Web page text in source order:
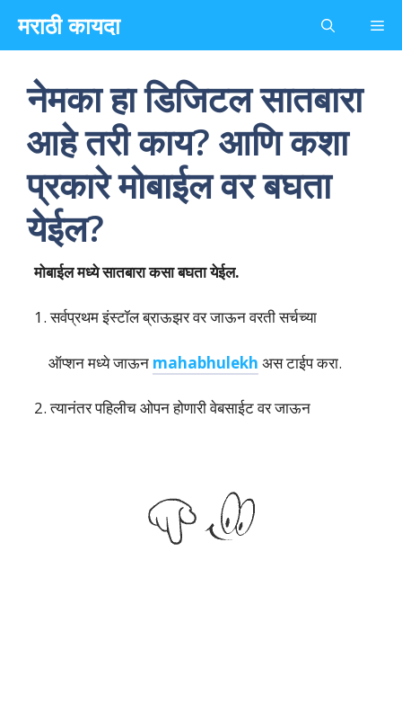
content
मराठी कायदा
नेमका हा डिजिटल सातबारा
आहे तरी काय? आणि कशा
प्रकारे मोबाईल वर बघता
येईल?
मोबाईल मध्ये सातबारा कसा बघता येईल.
1. सर्वप्रथम इंस्टॉल ब्राऊझर वर जाऊन वरती सर्चच्या
ऑप्शन मध्ये जाऊन mahabhulekh अस टाईप करा.
2. त्यानंतर पहिलीच ओपन होणारी वेबसाईट वर जाऊन